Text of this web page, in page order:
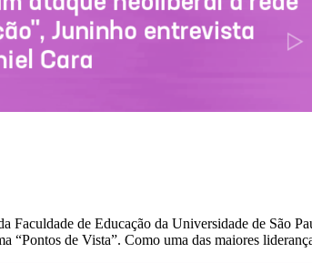
de Educação da Universidade de São
de Vista”. Como uma das maiores